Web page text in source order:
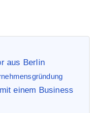
aus Berlin
einem Business